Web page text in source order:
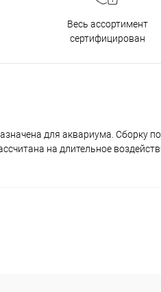
Весь ассортимент
сертифицирован
для аквариума. Сборку
на длительное